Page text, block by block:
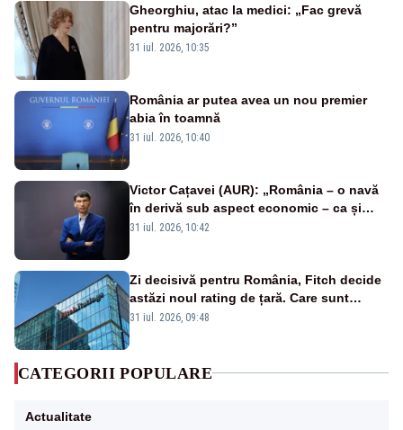
Gheorghiu, atac la medici: „Fac grevă
pentru majorări?”
31 iul. 2026, 10:35
România ar putea avea un nou premier
abia în toamnă
31 iul. 2026, 10:40
Victor Cațavei (AUR): „România – o navă
în derivă sub aspect economic – ca și
rezultat al guvernărilor din ultimii 36 de
31 iul. 2026, 10:42
Zi decisivă pentru România, Fitch decide
astăzi noul rating de țară. Care sunt
efectele retrogradării la categoria „junk”
31 iul. 2026, 09:48
CATEGORII POPULARE
Actualitate